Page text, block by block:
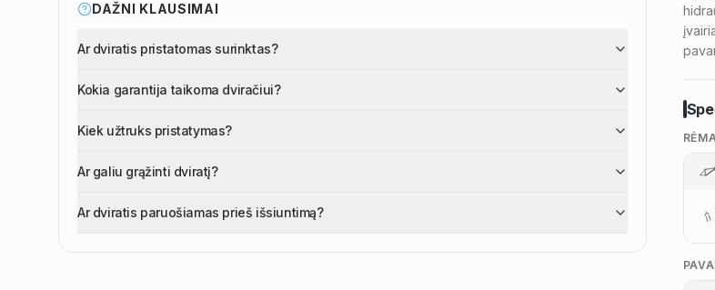
DAŽNI KLAUSIMAI
Ar dviratis pristatomas surinktas?
Kokia garantija taikoma dviračiui?
Kiek užtruks pristatymas?
Ar galiu grąžinti dviratį?
Ar dviratis paruošiamas prieš išsiuntimą?